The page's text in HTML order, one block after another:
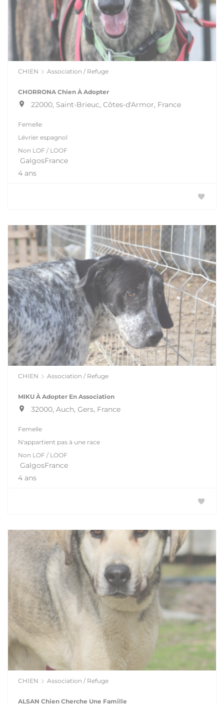
CHIEN Association / Refuge
CHORRONA Chien À Adopter
22000, Saint-Brieuc, Côtes-d'Armor, France
Femelle
Lévrier espagnol
Non LOF / LOOF
GalgosFrance
4 ans
CHIEN Association / Refuge
MIKU À Adopter En Association
32000, Auch, Gers, France
Femelle
N'appartient pas à une race
Non LOF / LOOF
GalgosFrance
4 ans
CHIEN Association / Refuge
ALSAN Chien Cherche Une Famille